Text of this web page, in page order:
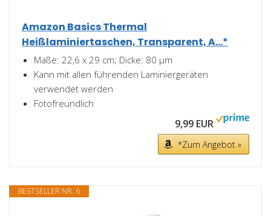
Amazon Basics Thermal
Heißlaminiertaschen, Transparent, A...*
Maße: 22,6 x 29 cm; Dicke: 80 µm
Kann mit allen führenden Laminiergeräten
verwendet werden
Fotofreundlich
9,99 EUR
*Zum Angebot »
BESTSELLER NR. 6